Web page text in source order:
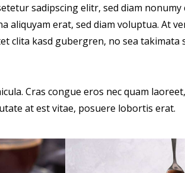
sadipscing elitr, sed diam
aliquyam erat, sed diam voluptua. At
clita kasd gubergren, no sea takimata
Cras congue eros nec quam
at est vitae, posuere lobortis erat.